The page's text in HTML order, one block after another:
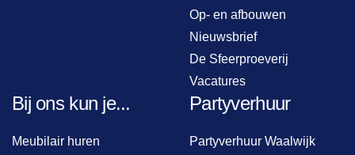
Op- en afbouwen
Nieuwsbrief
De Sfeerproeverij
Vacatures
Bij ons kun je...
Meubilair huren
Partyverhuur
Partyverhuur Waalwijk